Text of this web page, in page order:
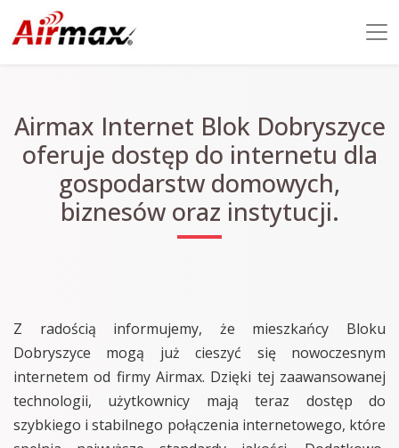
Airmax Internet Blok Dobryszyce
oferuje dostęp do internetu dla
gospodarstw domowych,
biznesów oraz instytucji.
Z radością informujemy, że mieszkańcy Bloku
Dobryszyce mogą już cieszyć się nowoczesnym
internetem od firmy Airmax. Dzięki tej zaawansowanej
technologii, użytkownicy mają teraz dostęp do
szybkiego i stabilnego połączenia internetowego, które